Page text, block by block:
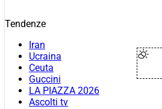
Tendenze
Iran
Ucraina
Ceuta
Guccini
LA PIAZZA 2026
Ascolti tv